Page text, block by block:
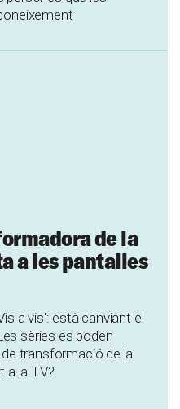
de la
a les pantalles
a vis': està canviant el
sèries es poden
transformació de la
a la TV?